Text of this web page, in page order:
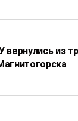
вернулись из